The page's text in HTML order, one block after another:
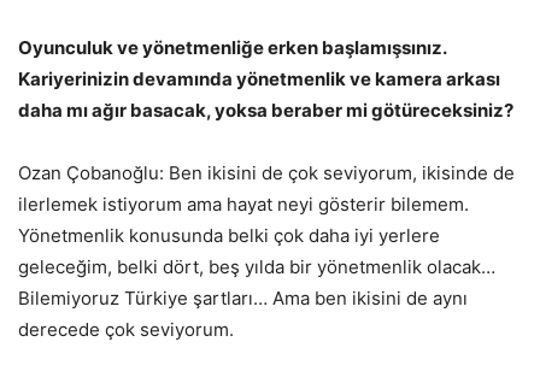
Oyunculuk ve yönetmenliğe erken başlamışsınız.
Kariyerinizin devamında yönetmenlik ve kamera arkası
daha mı ağır basacak, yoksa beraber mi götüreceksiniz?
Ozan Çobanoğlu: Ben ikisini de çok seviyorum, ikisinde de
ilerlemek istiyorum ama hayat neyi gösterir bilemem.
Yönetmenlik konusunda belki çok daha iyi yerlere
geleceğim, belki dört, beş yılda bir yönetmenlik olacak…
Bilemiyoruz Türkiye şartları… Ama ben ikisini de aynı
derecede çok seviyorum.